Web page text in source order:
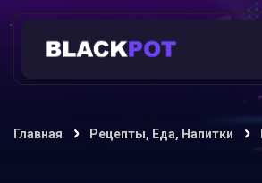
Главная Рецепты, Еда, Напитки